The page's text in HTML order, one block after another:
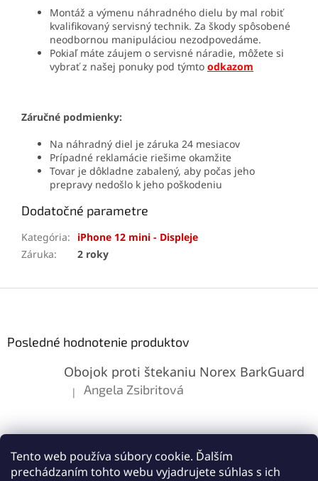
Tento web používa súbory cookie. Ďalším
prechádzaním tohto webu vyjadrujete súhlas s ich
Montáž a výmenu náhradného dielu by mal robiť
kvalifikovaný servisný technik. Za škody spôsobené
neodbornou manipuláciou nezodpovedáme.
Pokiaľ máte záujem o servisné náradie, môžete si
vybrať z našej ponuky pod týmto odkazom
Záručné podmienky:
Na náhradný diel je záruka 24 mesiacov
Prípadné reklamácie riešime okamžite
Tovar je dôkladne zabalený, aby počas jeho
prepravy nedošlo k jeho poškodeniu
Dodatočné parametre
Kategória:
iPhone 12 mini - Displeje
Záruka: 2 roky
Posledné hodnotenie produktov
Obojok proti štekaniu Norex BarkGuard
Hodnotenie produktu je 5 z 5 hviezdičiek.
| Angela Zsibritová